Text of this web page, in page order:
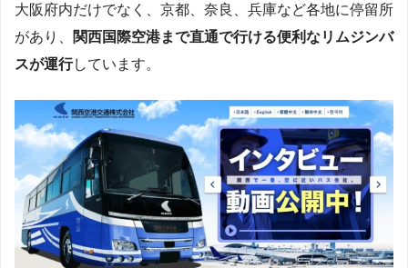
大阪府内だけでなく、京都、奈良、兵庫など各地に停留所
があり、
関西国際空港まで直通で行ける便利なリムジンバ
スが運行しています。